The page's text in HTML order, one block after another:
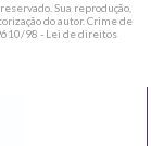
Sua reprodução,
do autor. Crime de
98 - Lei de direitos